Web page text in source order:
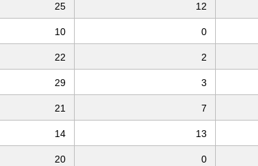
25 12
10 0
22 2
29 3
21 7
14 13
20 0